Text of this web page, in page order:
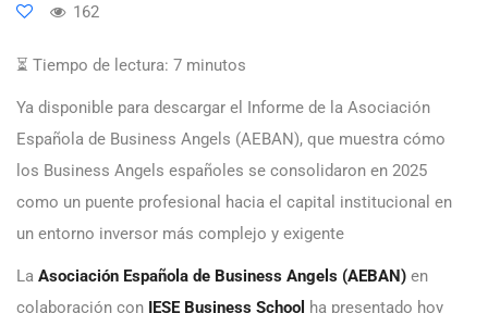
162
⏳ Tiempo de lectura: 7 minutos
Ya disponible para descargar el Informe de la Asociación
Española de Business Angels (AEBAN), que muestra cómo
los Business Angels españoles se consolidaron en 2025
como un puente profesional hacia el capital institucional en
un entorno inversor más complejo y exigente
La Asociación Española de Business Angels (AEBAN) en
colaboración con IESE Business School ha presentado hoy